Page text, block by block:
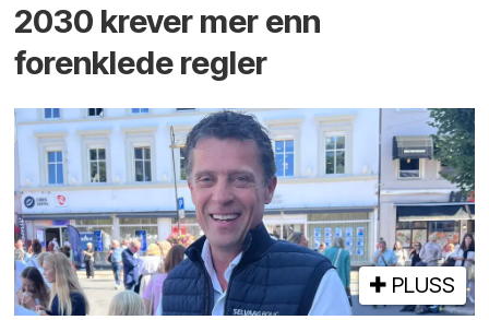
2030 krever mer enn
forenklede regler
PLUSS